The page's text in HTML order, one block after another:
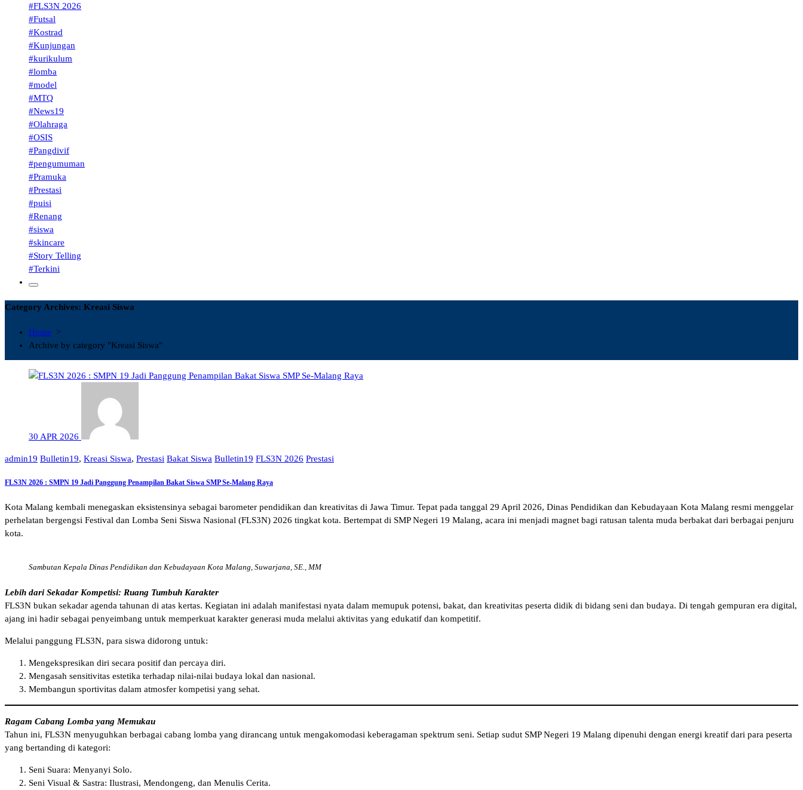
#FLS3N 2026
#Futsal
#Kostrad
#Kunjungan
#kurikulum
#lomba
#model
#MTQ
#News19
#Olahraga
#OSIS
#Pangdivif
#pengumuman
#Pramuka
#Prestasi
#puisi
#Renang
#siswa
#skincare
#Story Telling
#Terkini
Category Archives: Kreasi Siswa
Home >
Archive by category "Kreasi Siswa"
30 APR 2026
admin19 Bulletin19, Kreasi Siswa, Prestasi Bakat Siswa Bulletin19 FLS3N 2026 Prestasi
FLS3N 2026 : SMPN 19 Jadi Panggung Penampilan Bakat Siswa SMP Se-Malang Raya
Kota Malang kembali menegaskan eksistensinya sebagai barometer pendidikan dan kreativitas di Jawa Timur. Tepat pada tanggal 29 April 2026, Dinas Pendidikan dan Kebudayaan Kota Malang resmi menggelar
perhelatan bergengsi Festival dan Lomba Seni Siswa Nasional (FLS3N) 2026 tingkat kota. Bertempat di SMP Negeri 19 Malang, acara ini menjadi magnet bagi ratusan talenta muda berbakat dari berbagai penjuru
kota.
Sambutan Kepala Dinas Pendidikan dan Kebudayaan Kota Malang, Suwarjana, SE., MM
Lebih dari Sekadar Kompetisi: Ruang Tumbuh Karakter
FLS3N bukan sekadar agenda tahunan di atas kertas. Kegiatan ini adalah manifestasi nyata dalam memupuk potensi, bakat, dan kreativitas peserta didik di bidang seni dan budaya. Di tengah gempuran era digital,
ajang ini hadir sebagai penyeimbang untuk memperkuat karakter generasi muda melalui aktivitas yang edukatif dan kompetitif.
Melalui panggung FLS3N, para siswa didorong untuk:
Mengekspresikan diri secara positif dan percaya diri.
Mengasah sensitivitas estetika terhadap nilai-nilai budaya lokal dan nasional.
Membangun sportivitas dalam atmosfer kompetisi yang sehat.
Ragam Cabang Lomba yang Memukau
Tahun ini, FLS3N menyuguhkan berbagai cabang lomba yang dirancang untuk mengakomodasi keberagaman spektrum seni. Setiap sudut SMP Negeri 19 Malang dipenuhi dengan energi kreatif dari para peserta
yang bertanding di kategori:
Seni Suara: Menyanyi Solo.
Seni Visual & Sastra: Ilustrasi, Mendongeng, dan Menulis Cerita.